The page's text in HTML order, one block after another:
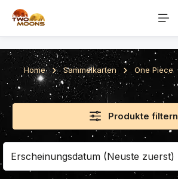
Zum Hauptinhalt springen
Home Sammelkarten One Piece
Produkte filtern